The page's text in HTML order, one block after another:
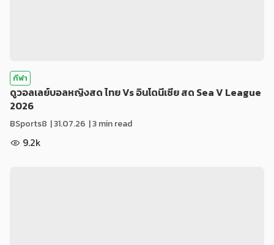
กีฬา
ดูวอลเลย์บอลหญิงสด ไทย Vs อินโดนีเซีย สด Sea V League
2026
BSports8 |31.07.26 | 3 min read
9.2k